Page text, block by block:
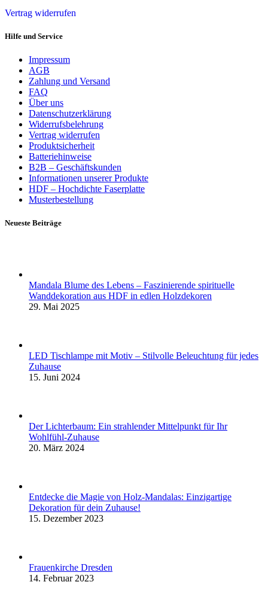
Vertrag widerrufen
Hilfe und Service
Impressum
AGB
Zahlung und Versand
FAQ
Über uns
Datenschutzerklärung
Widerrufsbelehrung
Vertrag widerrufen
Produktsicherheit
Batteriehinweise
B2B – Geschäftskunden
Informationen unserer Produkte
HDF – Hochdichte Faserplatte
Musterbestellung
Neueste Beiträge
Mandala Blume des Lebens – Faszinierende spirituelle
Wanddekoration aus HDF in edlen Holzdekoren
29. Mai 2025
LED Tischlampe mit Motiv – Stilvolle Beleuchtung für jedes
Zuhause
15. Juni 2024
Der Lichterbaum: Ein strahlender Mittelpunkt für Ihr
Wohlfühl-Zuhause
20. März 2024
Entdecke die Magie von Holz-Mandalas: Einzigartige
Dekoration für dein Zuhause!
15. Dezember 2023
Frauenkirche Dresden
14. Februar 2023